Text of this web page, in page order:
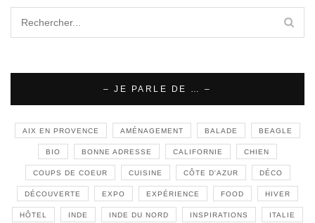
– JE PARLE DE … –
AIX EN PROVENCE AMÉNAGEMENT BALADE BEAGLE
BIO BONNE ADRESSE CALIFORNIE CHIEN
COUPS DE COEUR CUISINE CÔTE D'AZUR DÉCO
DÉCOUVERTE EXPO EXPÉRIENCE FOOD HIVER
HÔTEL INDE INDE DU NORD INSPIRATIONS ITALIE